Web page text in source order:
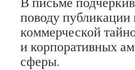
поводу публикации
коммерческой
и корпоративных
сферы.